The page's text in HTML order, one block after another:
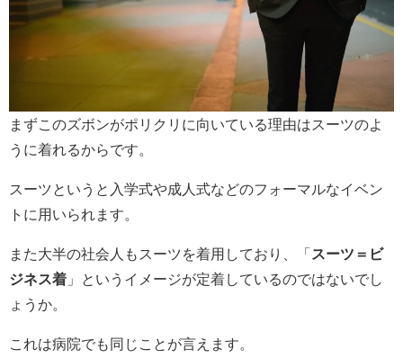
まずこのズボンがポリクリに向いている理由はスーツのよ
うに着れるからです。
スーツというと入学式や成人式などのフォーマルなイベン
トに用いられます。
また大半の社会人もスーツを着用しており、「 スーツ＝ビ
ジネス着 」というイメージが定着しているのではないでし
ょうか。
これは病院でも同じことが言えます。